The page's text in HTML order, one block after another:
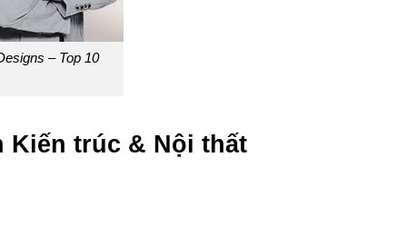
– Top 10
Kiến trúc & Nội thất